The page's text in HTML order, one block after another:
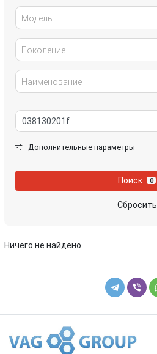
Kia
Land Rover
Mazda
Nissan
Toyota
Модель
Поколение
Наименование
Дополнительные параметры
Поиск 0
Сбросить
Ничего не найдено.